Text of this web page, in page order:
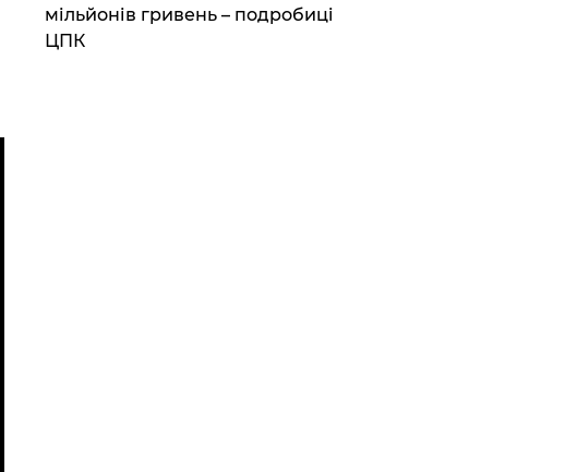
мільйонів гривень – подробиці
ЦПК